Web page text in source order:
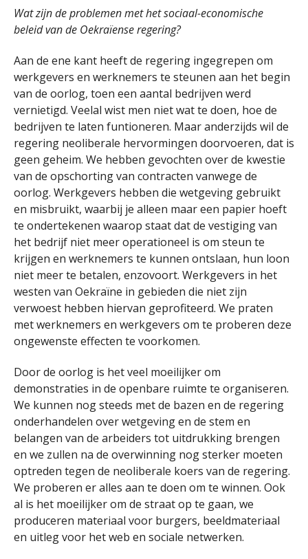
Wat zijn de problemen met het sociaal-economische
beleid van de Oekraïense regering?
Aan de ene kant heeft de regering ingegrepen om
werkgevers en werknemers te steunen aan het begin
van de oorlog, toen een aantal bedrijven werd
vernietigd. Veelal wist men niet wat te doen, hoe de
bedrijven te laten funtioneren. Maar anderzijds wil de
regering neoliberale hervormingen doorvoeren, dat is
geen geheim. We hebben gevochten over de kwestie
van de opschorting van contracten vanwege de
oorlog. Werkgevers hebben die wetgeving gebruikt
en misbruikt, waarbij je alleen maar een papier hoeft
te ondertekenen waarop staat dat de vestiging van
het bedrijf niet meer operationeel is om steun te
krijgen en werknemers te kunnen ontslaan, hun loon
niet meer te betalen, enzovoort. Werkgevers in het
westen van Oekraïne in gebieden die niet zijn
verwoest hebben hiervan geprofiteerd. We praten
met werknemers en werkgevers om te proberen deze
ongewenste effecten te voorkomen.
Door de oorlog is het veel moeilijker om
demonstraties in de openbare ruimte te organiseren.
We kunnen nog steeds met de bazen en de regering
onderhandelen over wetgeving en de stem en
belangen van de arbeiders tot uitdrukking brengen
en we zullen na de overwinning nog sterker moeten
optreden tegen de neoliberale koers van de regering.
We proberen er alles aan te doen om te winnen. Ook
al is het moeilijker om de straat op te gaan, we
produceren materiaal voor burgers, beeldmateriaal
en uitleg voor het web en sociale netwerken.